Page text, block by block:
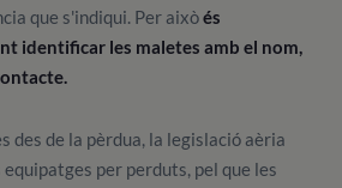
que s'indiqui. Per aixòés
identificar les maletes amb el nom,
des de la pèrdua, la legislació aèria
per perduts, pel que les